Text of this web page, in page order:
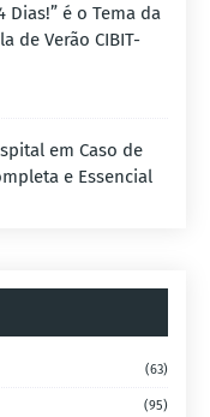
Dias!” é o Tema da
de Verão CIBIT-
em Caso de
e Essencial
(63)
(95)